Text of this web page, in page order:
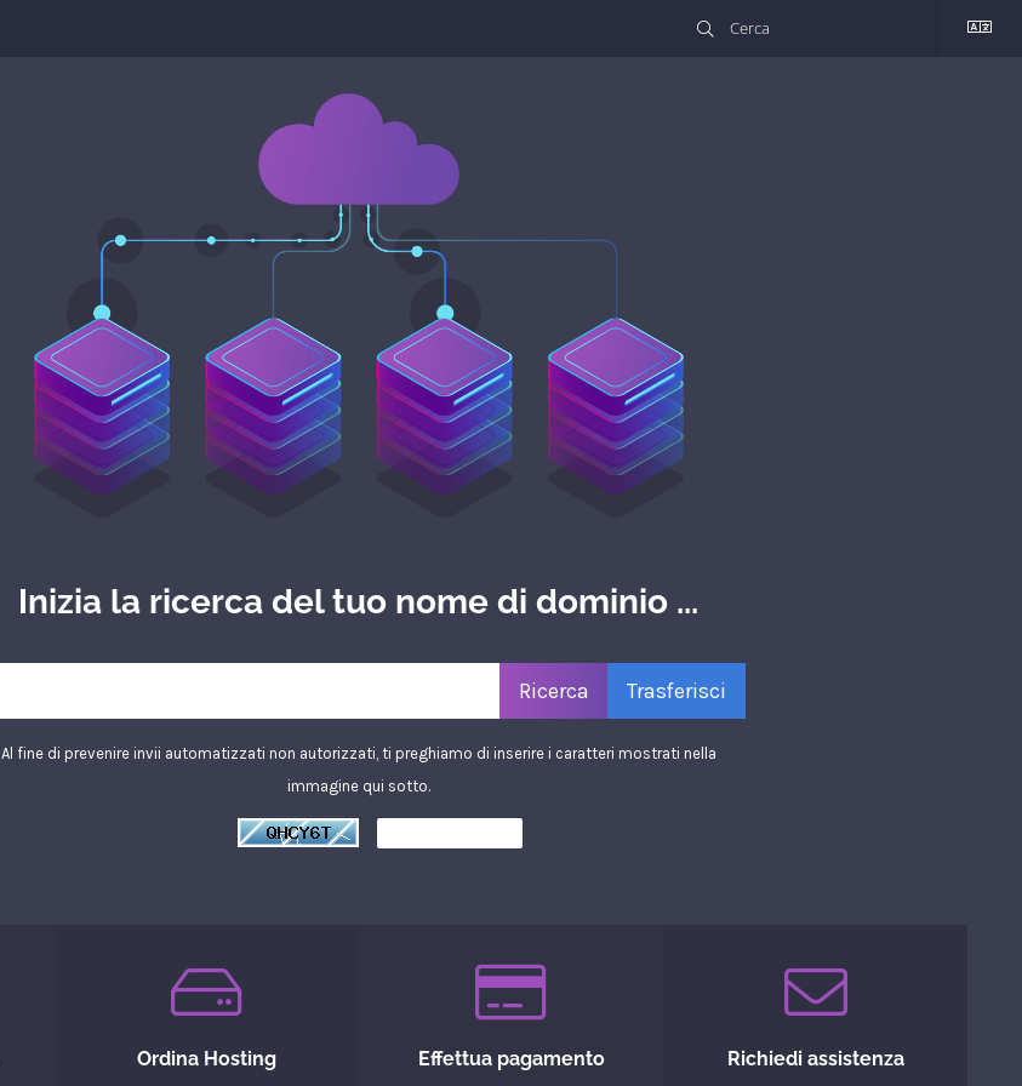
Inizia la ricerca del tuo nome di dominio ...
Al fine di prevenire invii automatizzati non autorizzati, ti preghiamo di inserire i caratteri mostrati nella
immagine qui sotto.
Ordina Hosting Effettua pagamento Richiedi assistenza